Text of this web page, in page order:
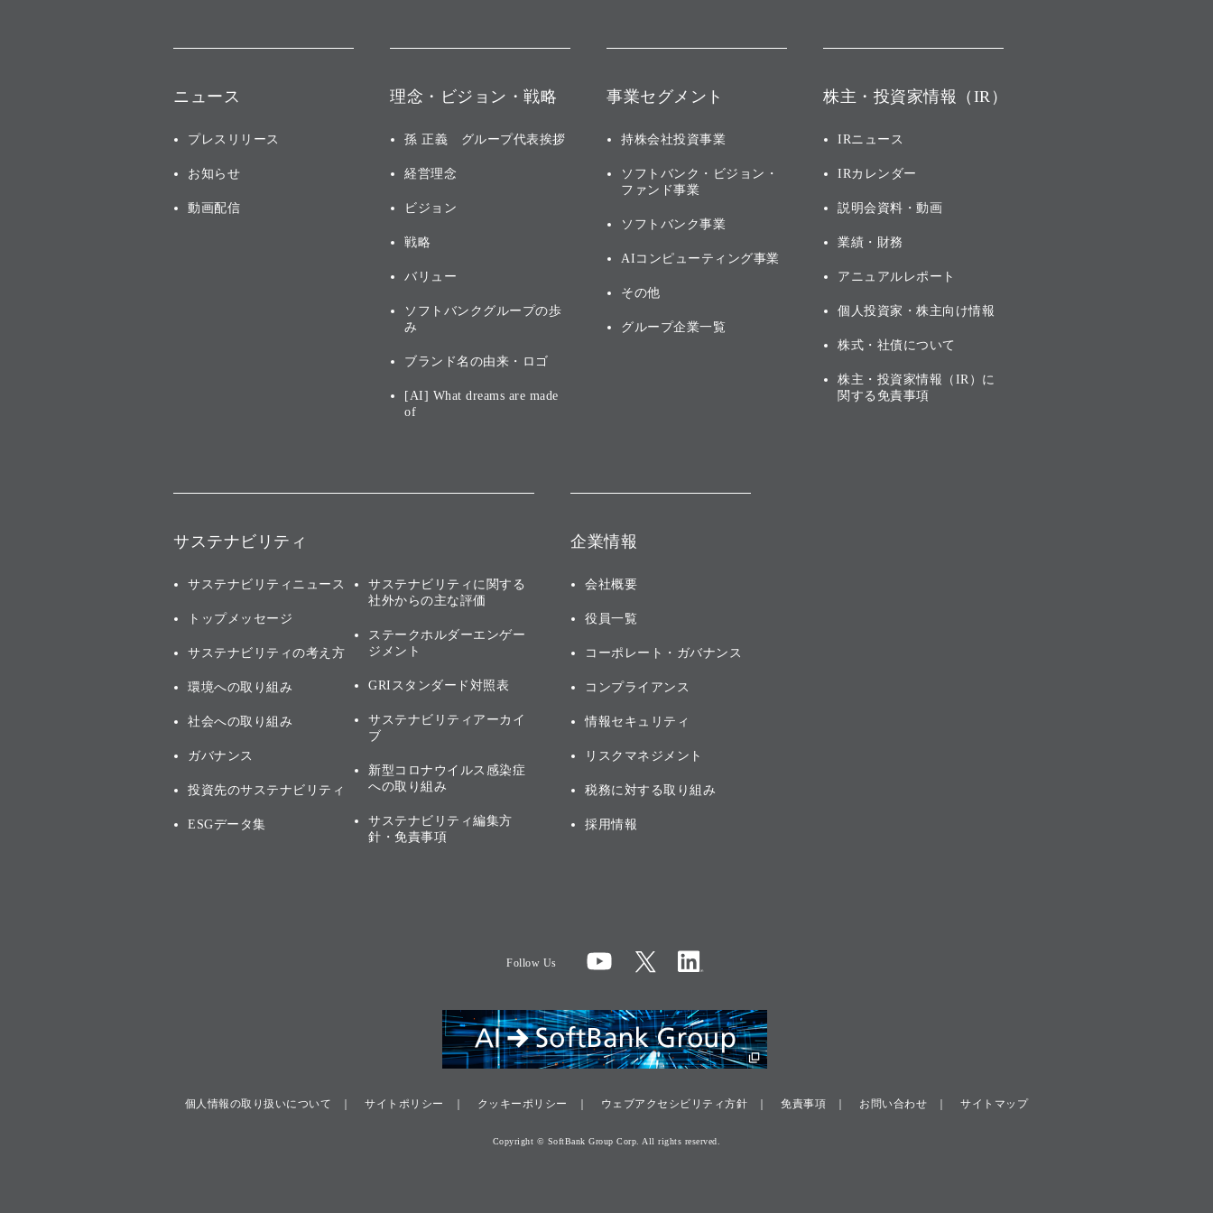
ニュース
プレスリリース
お知らせ
動画配信
理念・ビジョン・戦略
孫 正義 グループ代表挨拶
経営理念
ビジョン
戦略
バリュー
ソフトバンクグループの歩
み
ブランド名の由来・ロゴ
[AI] What dreams are made
of
事業セグメント
持株会社投資事業
ソフトバンク・ビジョン・
ファンド事業
ソフトバンク事業
AIコンピューティング事業
その他
グループ企業一覧
株主・投資家情報（IR）
IRニュース
IRカレンダー
説明会資料・動画
業績・財務
アニュアルレポート
個人投資家・株主向け情報
株式・社債について
株主・投資家情報（IR）に
関する免責事項
サステナビリティ
サステナビリティニュース
トップメッセージ
サステナビリティの考え方
環境への取り組み
社会への取り組み
ガバナンス
投資先のサステナビリティ
ESGデータ集
サステナビリティに関する
社外からの主な評価
ステークホルダーエンゲー
ジメント
GRIスタンダード対照表
サステナビリティアーカイ
ブ
新型コロナウイルス感染症
への取り組み
サステナビリティ編集方
針・免責事項
企業情報
会社概要
役員一覧
コーポレート・ガバナンス
コンプライアンス
情報セキュリティ
リスクマネジメント
税務に対する取り組み
採用情報
Follow Us
個人情報の取り扱いについて サイトポリシー クッキーポリシー ウェブアクセシビリティ方針 免責事項 お問い合わせ サイトマップ
Copyright © SoftBank Group Corp. All rights reserved.